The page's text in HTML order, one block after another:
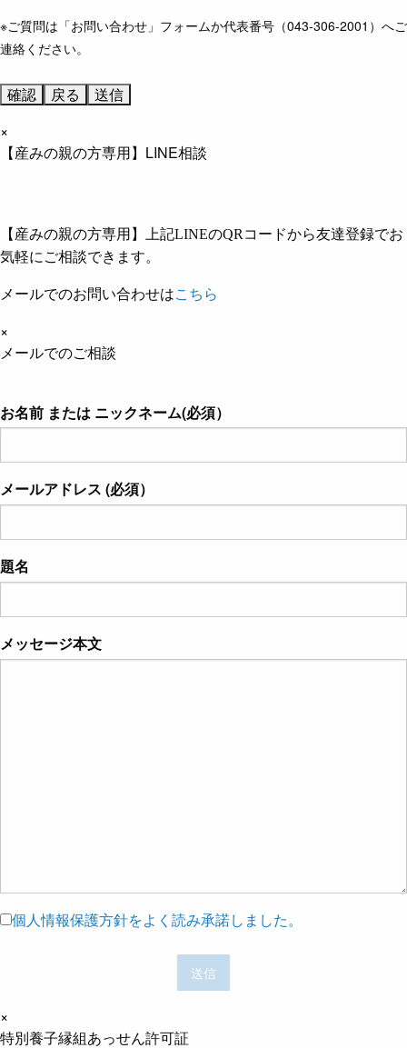
※ご質問は「お問い合わせ」フォームか代表番号（043-306-2001）へご
連絡ください。
×
【産みの親の方専用】LINE相談
【産みの親の方専用】上記LINEのQRコードから友達登録でお
気軽にご相談できます。
メールでのお問い合わせはこちら
×
メールでのご相談
お名前 または ニックネーム(必須）
メールアドレス (必須）
題名
メッセージ本文
個人情報保護方針をよく読み承諾しました。
×
特別養子縁組あっせん許可証